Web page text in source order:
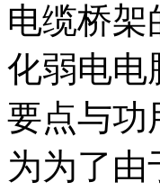
电缆桥架
化弱电电
要点与功
为为了由